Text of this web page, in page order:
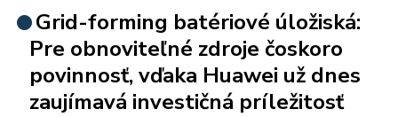
Grid-forming batériové úložiská:
Pre obnoviteľné zdroje čoskoro
povinnosť, vďaka Huawei už dnes
zaujímavá investičná príležitosť